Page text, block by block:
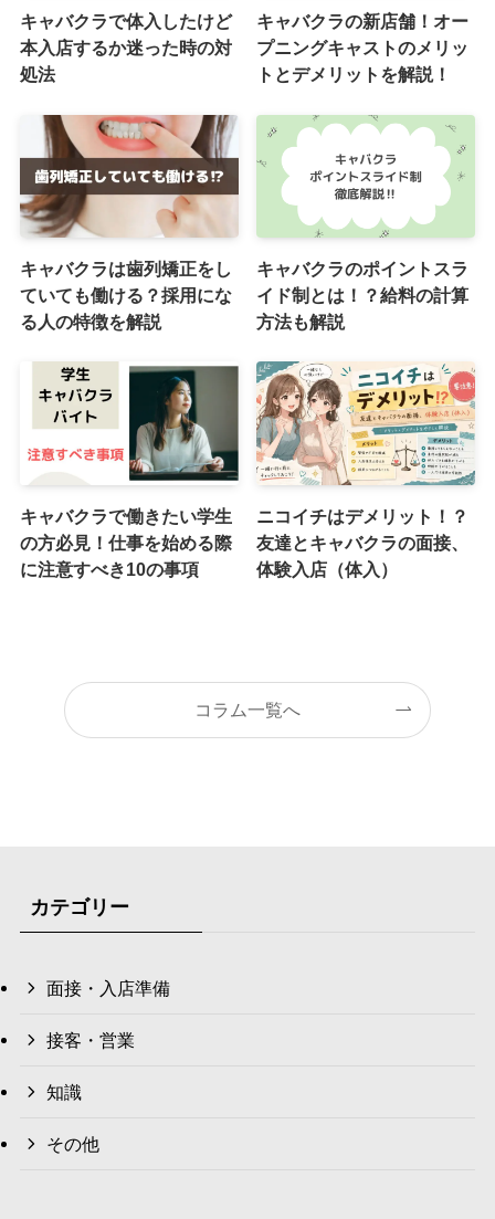
キャバクラで体入したけど
本入店するか迷った時の対
処法
キャバクラの新店舗！オー
プニングキャストのメリッ
トとデメリットを解説！
キャバクラは歯列矯正をし
ていても働ける？採用にな
る人の特徴を解説
キャバクラのポイントスラ
イド制とは！？給料の計算
方法も解説
キャバクラで働きたい学生
の方必見！仕事を始める際
に注意すべき10の事項
ニコイチはデメリット！？
友達とキャバクラの面接、
体験入店（体入）
コラム一覧へ
カテゴリー
面接・入店準備
接客・営業
知識
その他